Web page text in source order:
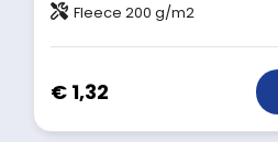
Fleece 200 g/m2
€ 1,32